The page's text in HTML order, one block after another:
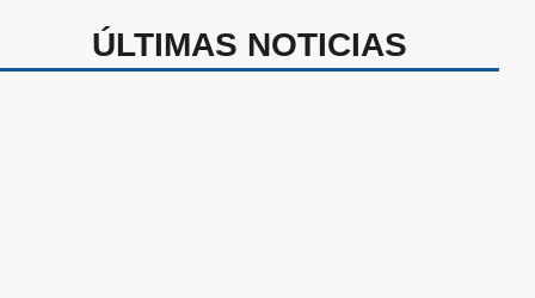
ÚLTIMAS NOTICIAS